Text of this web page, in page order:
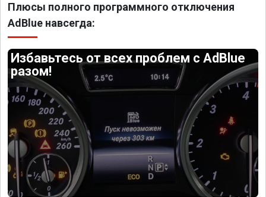
Плюсы полного программного отключения
AdBlue навсегда:
Избавьтесь от всех проблем с AdBlue
разом!